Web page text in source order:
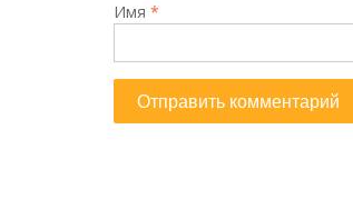
Имя *